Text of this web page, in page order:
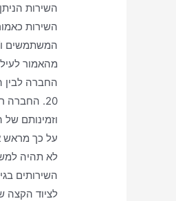
השירות
השירות
המשתמשים ו/
מהאמור
החברה לבין
וזמינותם
על כך מראש
לא תהיה
השירותים
לציוד הקצה